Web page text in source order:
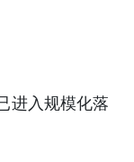
进入规模化落